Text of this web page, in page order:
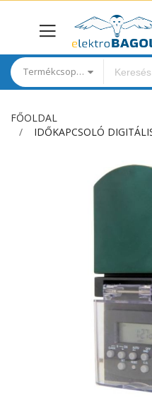
Termékcsoportok
FŐOLDAL
IDŐKAPCSOLÓ